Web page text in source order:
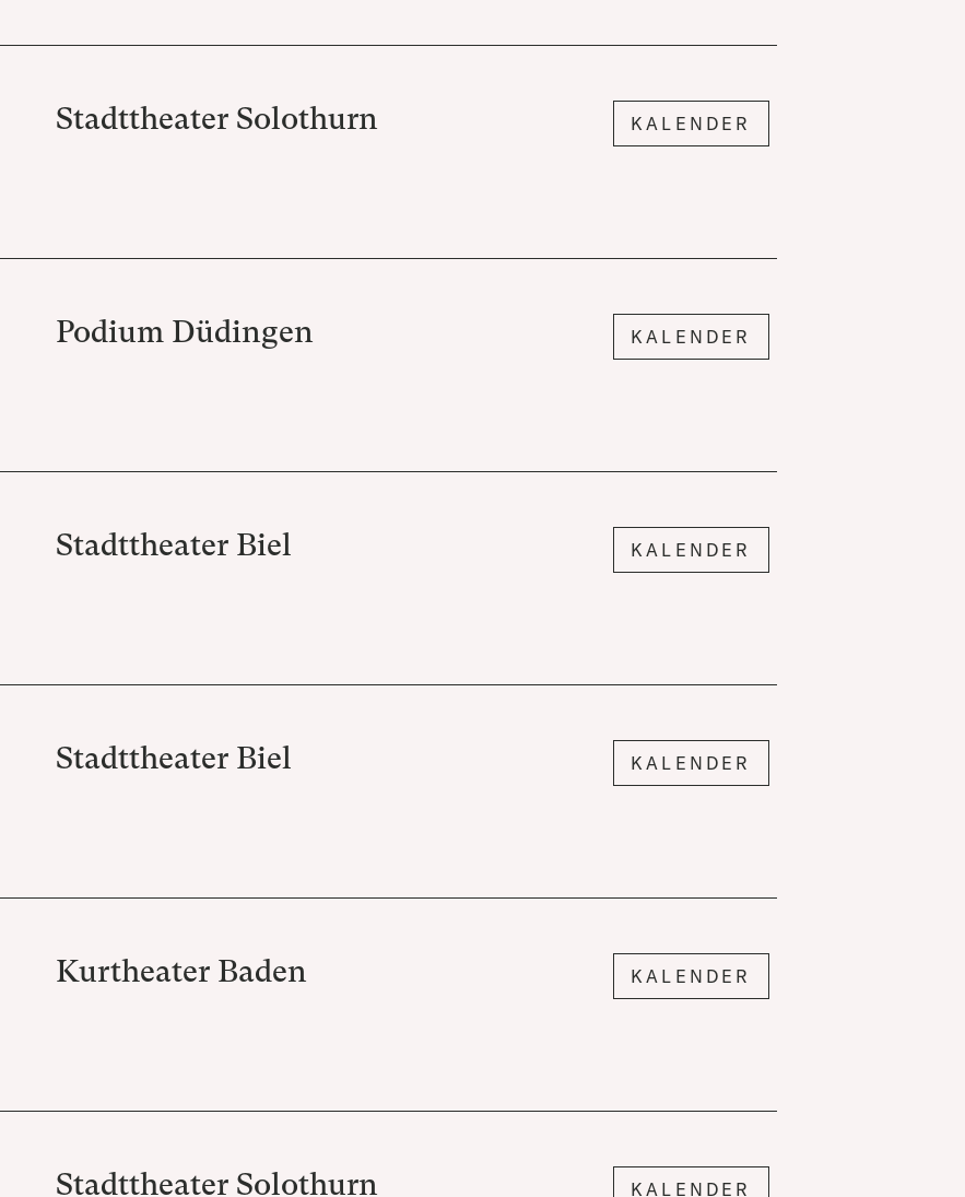
Stadttheater Solothurn KALENDER
Podium Düdingen KALENDER
Stadttheater Biel KALENDER
Stadttheater Biel KALENDER
Kurtheater Baden KALENDER
Stadttheater Solothurn KALENDER